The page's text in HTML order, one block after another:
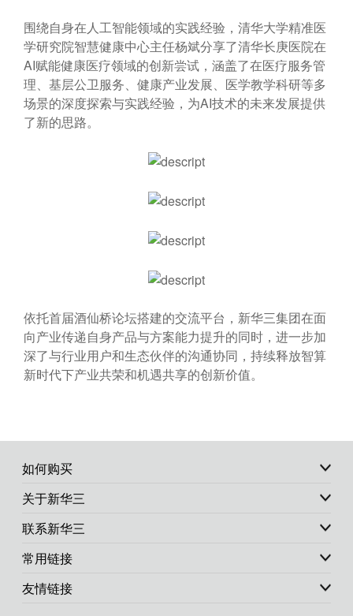
围绕自身在人工智能领域的实践经验，清华大学精准医
学研究院智慧健康中心主任杨斌分享了清华长庚医院在
AI赋能健康医疗领域的创新尝试，涵盖了在医疗服务管
理、基层公卫服务、健康产业发展、医学教学科研等多
场景的深度探索与实践经验，为AI技术的未来发展提供
了新的思路。
依托首届酒仙桥论坛搭建的交流平台，新华三集团在面
向产业传递自身产品与方案能力提升的同时，进一步加
深了与行业用户和生态伙伴的沟通协同，持续释放智算
新时代下产业共荣和机遇共享的创新价值。
如何购买
关于新华三
联系新华三
常用链接
友情链接